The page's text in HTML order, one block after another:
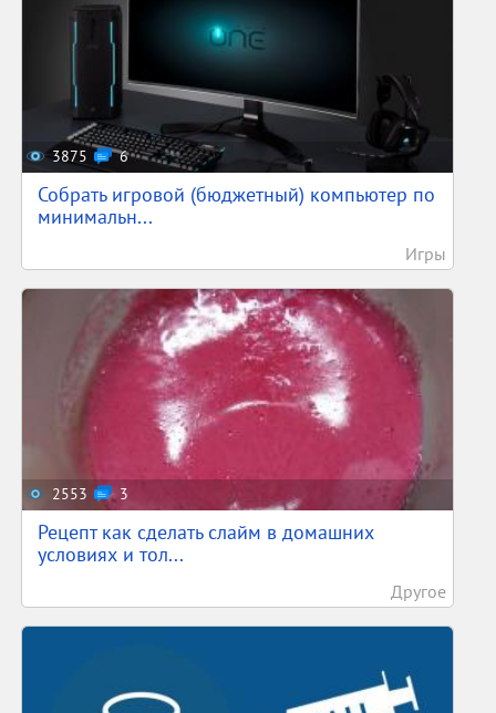
3875 6
Собрать игровой (бюджетный) компьютер по
минимальн...
Игры
2553 3
Рецепт как сделать слайм в домашних
условиях и тол...
Другое